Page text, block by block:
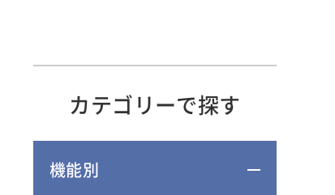
カテゴリーで探す
機能別